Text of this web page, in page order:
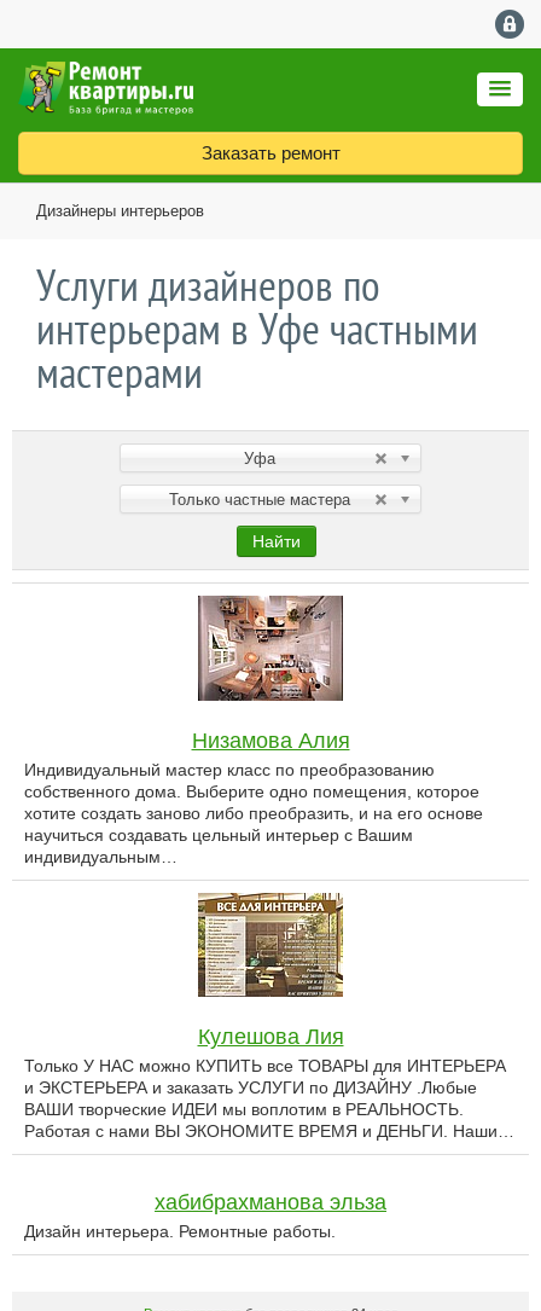
Заказать ремонт
Дизайнеры интерьеров
Услуги дизайнеров по
интерьерам в Уфе частными
мастерами
Уфа
Только частные мастера
Найти
Низамова Алия
Индивидуальный мастер класс по преобразованию
собственного дома. Выберите одно помещения, которое
хотите создать заново либо преобразить, и на его основе
научиться создавать цельный интерьер с Вашим
индивидуальным…
Кулешова Лия
Только У НАС можно КУПИТЬ все ТОВАРЫ для ИНТЕРЬЕРА
и ЭКСТЕРЬЕРА и заказать УСЛУГИ по ДИЗАЙНУ .Любые
ВАШИ творческие ИДЕИ мы воплотим в РЕАЛЬНОСТЬ.
Работая с нами ВЫ ЭКОНОМИТЕ ВРЕМЯ и ДЕНЬГИ. Наши…
хабибрахманова эльза
Дизайн интерьера. Ремонтные работы.